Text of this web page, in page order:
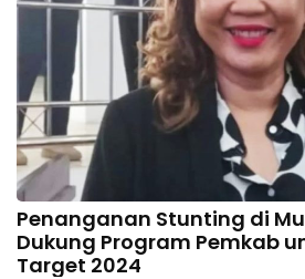
Penanganan Stunting di
Dukung Program Pemkab
Target 2024